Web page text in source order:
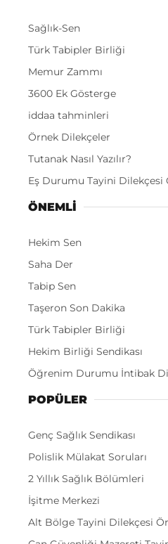
Sağlık-Sen
Türk Tabipler Birliği
Memur Zammı
3600 Ek Gösterge
iddaa tahminleri
Örnek Dilekçeler
Tutanak Nasıl Yazılır?
Eş Durumu Tayini Dilekçesi
ÖNEMLI
Hekim Sen
Saha Der
Tabip Sen
Taşeron Son Dakika
Türk Tabipler Birliği
Hekim Birliği Sendikası
Öğrenim Durumu İntibak
POPÜLER
Genç Sağlık Sendikası
Polislik Mülakat Soruları
2 Yıllık Sağlık Bölümleri
İşitme Merkezi
Alt Bölge Tayini Dilekçesi